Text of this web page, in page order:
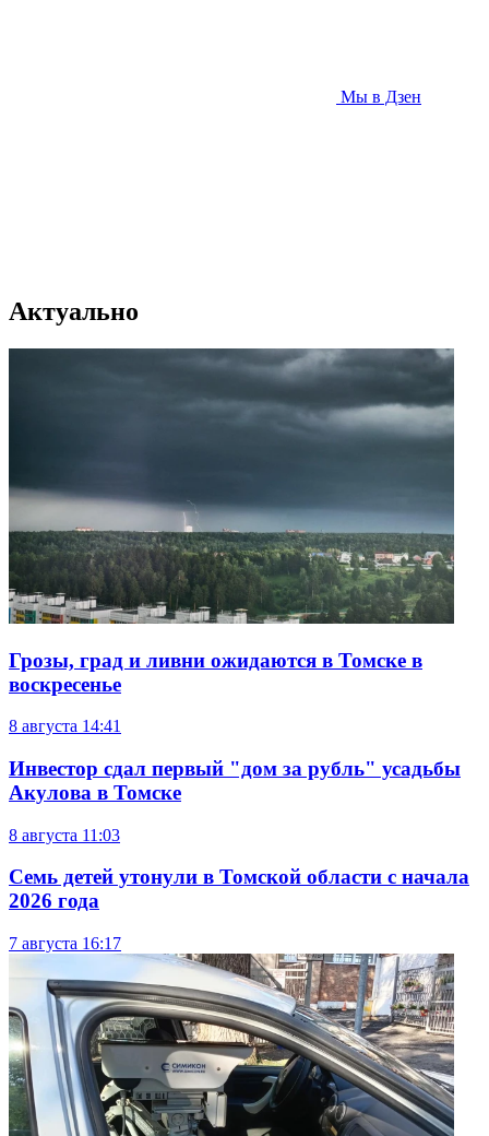
Мы в Дзен
Актуально
Грозы, град и ливни ожидаются в Томске в
воскресенье
8 августа 14:41
Инвестор сдал первый "дом за рубль" усадьбы
Акулова в Томске
8 августа 11:03
Семь детей утонули в Томской области с начала
2026 года
7 августа 16:17